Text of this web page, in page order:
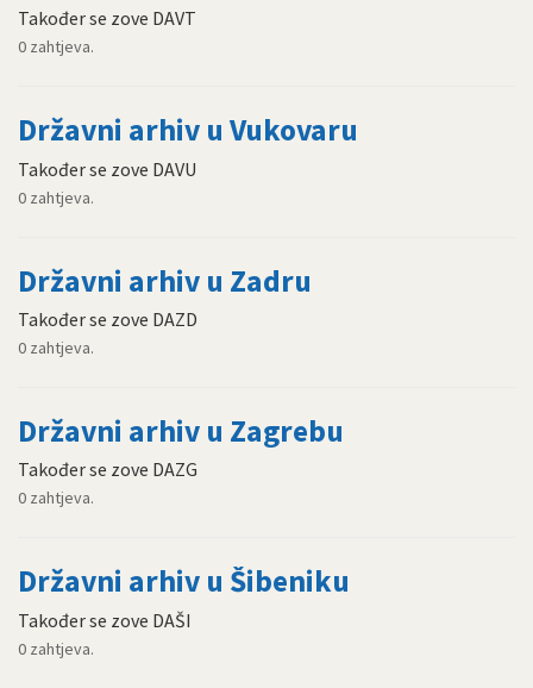
Također se zove DAVT
0 zahtjeva.
Državni arhiv u Vukovaru
Također se zove DAVU
0 zahtjeva.
Državni arhiv u Zadru
Također se zove DAZD
0 zahtjeva.
Državni arhiv u Zagrebu
Također se zove DAZG
0 zahtjeva.
Državni arhiv u Šibeniku
Također se zove DAŠI
0 zahtjeva.